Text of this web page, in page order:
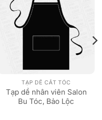
TẠP DỀ CẮT TÓC
Tạp dề nhân viên Salon
Bu Tóc, Bảo Lộc